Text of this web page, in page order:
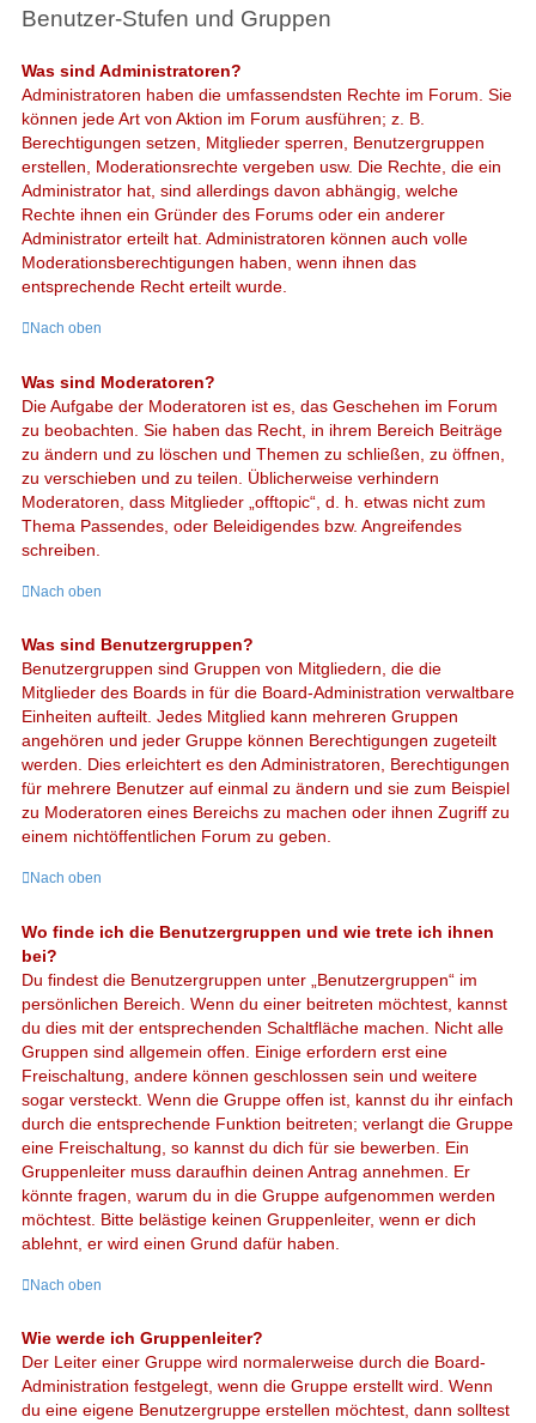
Benutzer-Stufen und Gruppen
Was sind Administratoren?
Administratoren haben die umfassendsten Rechte im Forum. Sie
können jede Art von Aktion im Forum ausführen; z. B.
Berechtigungen setzen, Mitglieder sperren, Benutzergruppen
erstellen, Moderationsrechte vergeben usw. Die Rechte, die ein
Administrator hat, sind allerdings davon abhängig, welche
Rechte ihnen ein Gründer des Forums oder ein anderer
Administrator erteilt hat. Administratoren können auch volle
Moderationsberechtigungen haben, wenn ihnen das
entsprechende Recht erteilt wurde.
Nach oben
Was sind Moderatoren?
Die Aufgabe der Moderatoren ist es, das Geschehen im Forum
zu beobachten. Sie haben das Recht, in ihrem Bereich Beiträge
zu ändern und zu löschen und Themen zu schließen, zu öffnen,
zu verschieben und zu teilen. Üblicherweise verhindern
Moderatoren, dass Mitglieder „offtopic“, d. h. etwas nicht zum
Thema Passendes, oder Beleidigendes bzw. Angreifendes
schreiben.
Nach oben
Was sind Benutzergruppen?
Benutzergruppen sind Gruppen von Mitgliedern, die die
Mitglieder des Boards in für die Board-Administration verwaltbare
Einheiten aufteilt. Jedes Mitglied kann mehreren Gruppen
angehören und jeder Gruppe können Berechtigungen zugeteilt
werden. Dies erleichtert es den Administratoren, Berechtigungen
für mehrere Benutzer auf einmal zu ändern und sie zum Beispiel
zu Moderatoren eines Bereichs zu machen oder ihnen Zugriff zu
einem nichtöffentlichen Forum zu geben.
Nach oben
Wo finde ich die Benutzergruppen und wie trete ich ihnen
bei?
Du findest die Benutzergruppen unter „Benutzergruppen“ im
persönlichen Bereich. Wenn du einer beitreten möchtest, kannst
du dies mit der entsprechenden Schaltfläche machen. Nicht alle
Gruppen sind allgemein offen. Einige erfordern erst eine
Freischaltung, andere können geschlossen sein und weitere
sogar versteckt. Wenn die Gruppe offen ist, kannst du ihr einfach
durch die entsprechende Funktion beitreten; verlangt die Gruppe
eine Freischaltung, so kannst du dich für sie bewerben. Ein
Gruppenleiter muss daraufhin deinen Antrag annehmen. Er
könnte fragen, warum du in die Gruppe aufgenommen werden
möchtest. Bitte belästige keinen Gruppenleiter, wenn er dich
ablehnt, er wird einen Grund dafür haben.
Nach oben
Wie werde ich Gruppenleiter?
Der Leiter einer Gruppe wird normalerweise durch die Board-
Administration festgelegt, wenn die Gruppe erstellt wird. Wenn
du eine eigene Benutzergruppe erstellen möchtest, dann solltest